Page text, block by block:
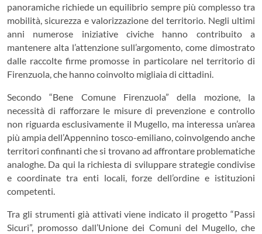
panoramiche richiede un equilibrio sempre più complesso tra
mobilità, sicurezza e valorizzazione del territorio. Negli ultimi
anni numerose iniziative civiche hanno contribuito a
mantenere alta l’attenzione sull’argomento, come dimostrato
dalle raccolte firme promosse in particolare nel territorio di
Firenzuola, che hanno coinvolto migliaia di cittadini.
Secondo “Bene Comune Firenzuola” della mozione, la
necessità di rafforzare le misure di prevenzione e controllo
non riguarda esclusivamente il Mugello, ma interessa un’area
più ampia dell’Appennino tosco-emiliano, coinvolgendo anche
territori confinanti che si trovano ad affrontare problematiche
analoghe. Da qui la richiesta di sviluppare strategie condivise
e coordinate tra enti locali, forze dell’ordine e istituzioni
competenti.
Tra gli strumenti già attivati viene indicato il progetto “Passi
Sicuri”, promosso dall’Unione dei Comuni del Mugello, che